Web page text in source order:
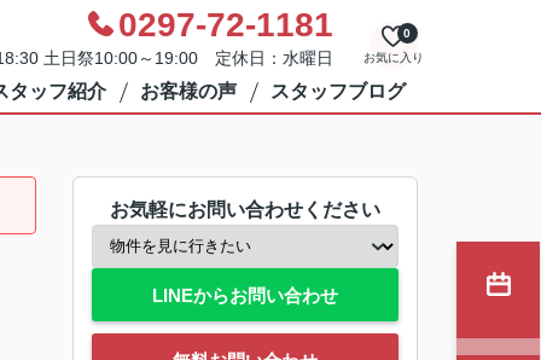
0297-72-1181
土日祭10:00～19:00 定休日：水曜日 お気に入り
0
タッフ紹介 お客様の声 スタッフブログ
お気軽にお問い合わせください
LINEからお問い合わせ